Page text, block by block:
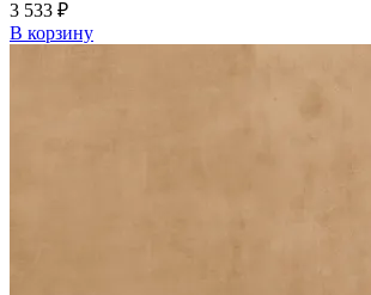
3 533 ₽
В корзину